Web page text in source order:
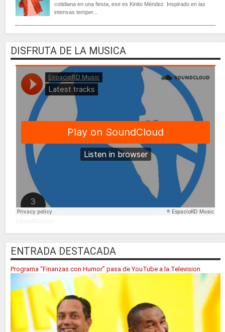
cotidiana en una fiesta, ese es Kinito Méndez. Inspirado en las
intensas temper...
DISFRUTA DE LA MUSICA
EspacioRD Music
ENTRADA DESTACADA
Programa “Finanzas con Humor” pasa de YouTube a la Television